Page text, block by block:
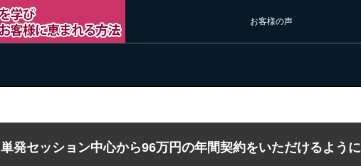
お客様の声
単発セッション中心から96万円の年間契約をいただけるように